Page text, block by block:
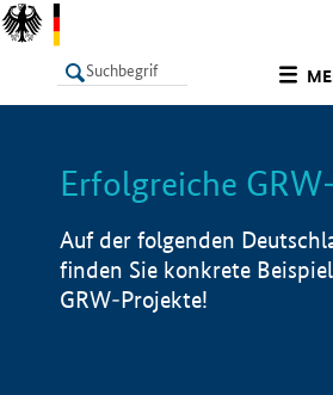
LISTE
Erfolgreiche
Auf der folgenden
finden Sie konkrete
GRW-Projekte!